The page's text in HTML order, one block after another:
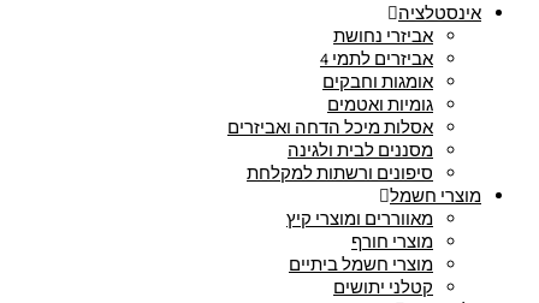
אינסטלציה
אביזרי נחושת
אביזרים לתמי 4
אומגות וחבקים
גומיות ואטמים
אסלות מיכל הדחה ואביזרים
מסננים לבית ולגינה
סיפונים ורשתות למקלחת
מוצרי חשמל
מאווררים ומוצרי קיץ
מוצרי חורף
מוצרי חשמל ביתיים
קטלני יתושים